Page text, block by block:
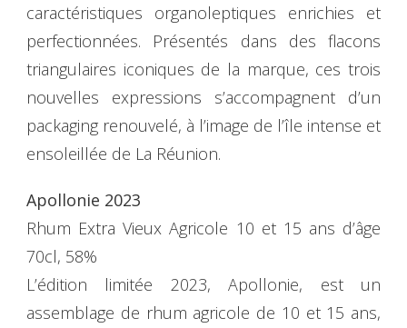
caractéristiques organoleptiques enrichies et
perfectionnées. Présentés dans des flacons
triangulaires iconiques de la marque, ces trois
nouvelles expressions s’accompagnent d’un
packaging renouvelé, à l’image de l’île intense et
ensoleillée de La Réunion.
Apollonie 2023
Rhum Extra Vieux Agricole 10 et 15 ans d’âge
70cl, 58%
L’édition limitée 2023, Apollonie, est un
assemblage de rhum agricole de 10 et 15 ans,